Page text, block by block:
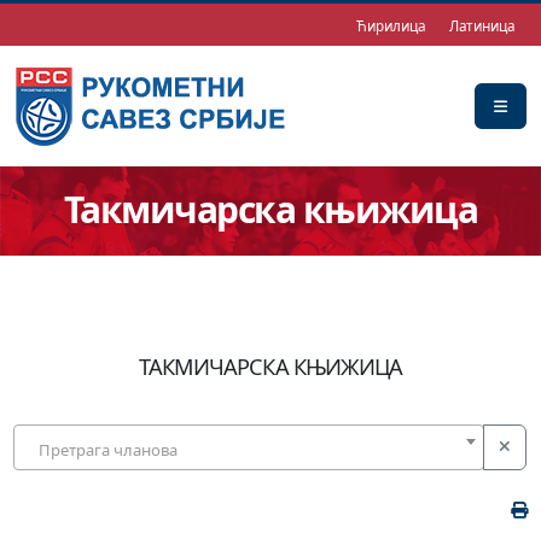
Ћирилица Латиница
Такмичарска књижица
ТАКМИЧАРСКА КЊИЖИЦА
Претрага чланова